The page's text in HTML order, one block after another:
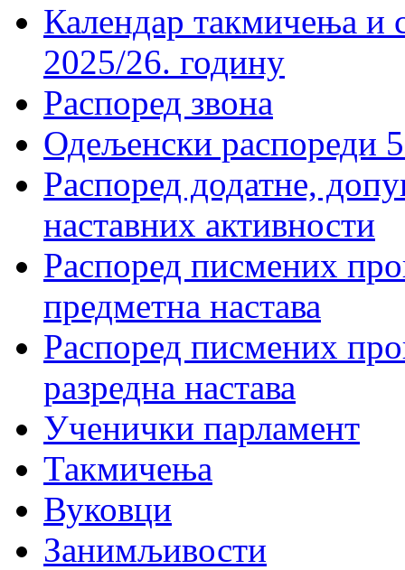
Календар такмичења
2025/26. годину
Распоред звона
Одељенски распореди
Распоред додатне,
наставних активности
Распоред писмених
предметна настава
Распоред писмених
разредна настава
Ученички парламент
Такмичења
Вуковци
Занимљивости